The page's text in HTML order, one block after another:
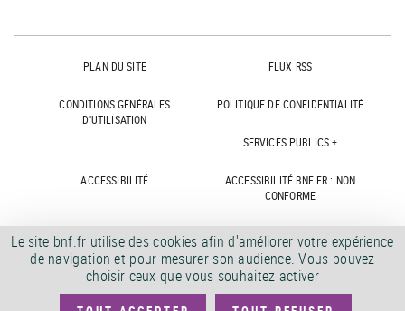
PLAN DU SITE FLUX RSS
CONDITIONS GÉNÉRALES
D'UTILISATION
POLITIQUE DE CONFIDENTIALITÉ
SERVICES PUBLICS +
ACCESSIBILITÉ
ACCESSIBILITÉ BNF.FR : NON
CONFORME
MARCHÉS PUBLICS OFFRES D'EMPLOI
DÉMATÉRIALISATION FACTURES CRÉDITS
Le site bnf.fr utilise des cookies afin d'améliorer votre expérience
de navigation et pour mesurer son audience. Vous pouvez
choisir ceux que vous souhaitez activer